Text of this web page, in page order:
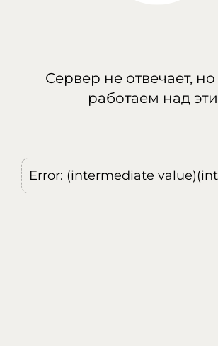
Сервер не отвечает,
работаем над